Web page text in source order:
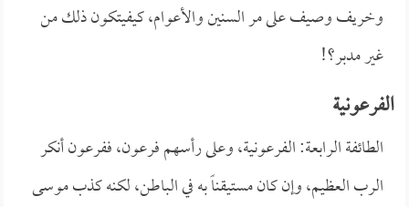
وخريف وصيف على مر السنين والأعوام، كيفيتكون ذلك من
غير مدبر؟!
الفرعونية
الطائفة الرابعة: الفرعونية، وعلى رأسهم فرعون، ففرعون أنكر
الرب العظيم، وإن كان مستيقناً به في الباطن، لكنه كذب موسى